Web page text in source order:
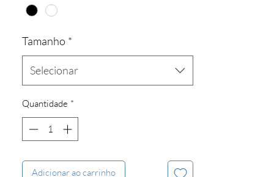
Tamanho *
Selecionar
Quantidade *
Adicionar ao carrinho